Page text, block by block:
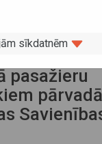
pasažieru
sīkdatnēm